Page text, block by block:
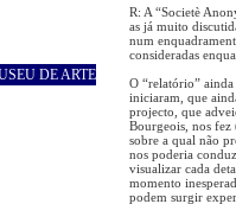
DE ARTE
R: A “Societè
as já muito
num
consideradas
O “relatório”
iniciaram, que
projecto, que
Bourgeois, nos fez
sobre a qual não
nos poderia
visualizar cada
momento
podem surgir